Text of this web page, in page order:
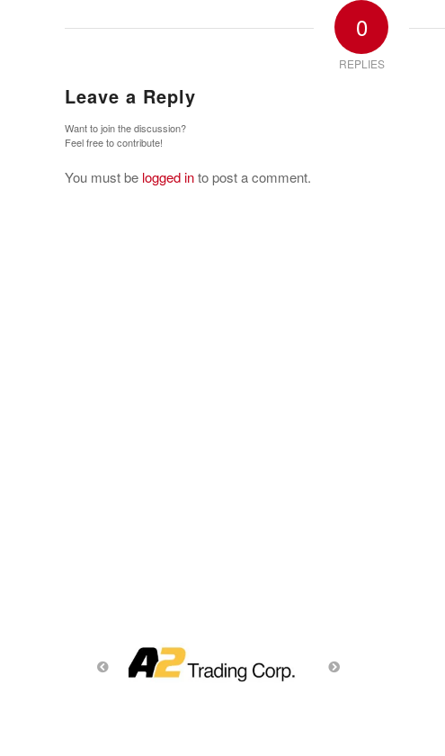
0
REPLIES
Leave a Reply
Want to join the discussion?
Feel free to contribute!
You must be logged into post a comment.